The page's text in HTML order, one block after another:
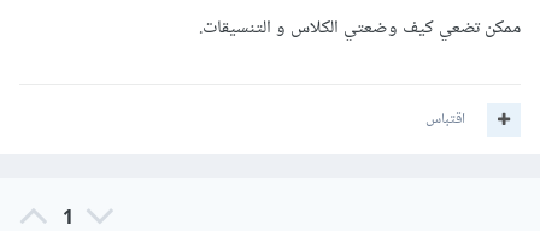
ممكن تضعي كيف وضعتي الكلاس و التنسيقات.
اقتباس
1